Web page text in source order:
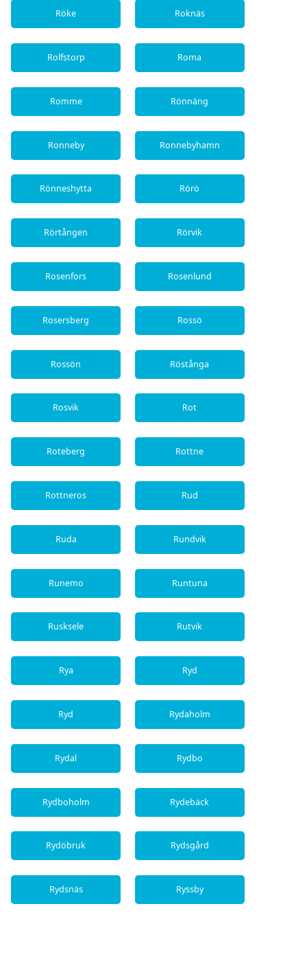
Röke Roknäs
Rolfstorp Roma
Romme Rönnäng
Ronneby Ronnebyhamn
Rönneshytta Rörö
Rörtången Rörvik
Rosenfors Rosenlund
Rosersberg Rossö
Rossön Röstånga
Rosvik Rot
Roteberg Rottne
Rottneros Rud
Ruda Rundvik
Runemo Runtuna
Rusksele Rutvik
Rya Ryd
Ryd Rydaholm
Rydal Rydbo
Rydboholm Rydebäck
Rydöbruk Rydsgård
Rydsnäs Ryssby